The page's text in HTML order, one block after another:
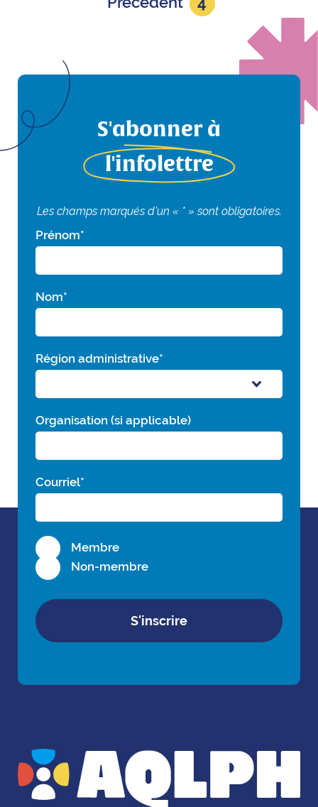
S'abonner à
l'infolettre
Les champs marqués d'un « * » sont obligatoires.
Prénom*
Nom*
Région administrative*
Organisation (si applicable)
Courriel*
Membre
Non-membre
S'inscrire